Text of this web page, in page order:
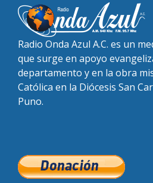
Radio Onda Azul A.C. es un
que surge en apoyo
departamento y en la obra
Católica en la Diócesis San
Puno.